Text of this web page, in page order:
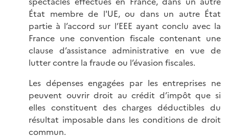
État membre de l'UE, ou dans un autre État
partie à l’accord sur l’EEE ayant conclu avec la
France une convention fiscale contenant une
clause d’assistance administrative en vue de
lutter contre la fraude ou l’évasion fiscales.
Les dépenses engagées par les entreprises ne
peuvent ouvrir droit au crédit d’impôt que si
elles constituent des charges déductibles du
résultat imposable dans les conditions de droit
commun.